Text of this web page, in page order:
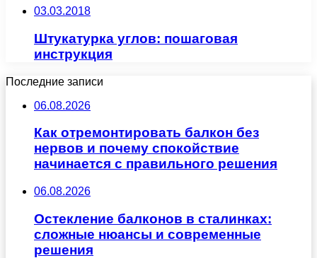
03.03.2018
Штукатурка углов: пошаговая
инструкция
Последние записи
06.08.2026
Как отремонтировать балкон без
нервов и почему спокойствие
начинается с правильного решения
06.08.2026
Остекление балконов в сталинках:
сложные нюансы и современные
решения